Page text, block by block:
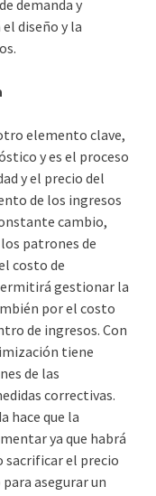
demanda y
diseño y la
elemento clave,
y es el proceso
y el precio del
de los ingresos
cambio,
patrones de
costo de
gestionar la
por el costo
de ingresos. Con
tiene
de las
correctivas.
hace que la
ya que habrá
sacrificar el precio
asegurar un